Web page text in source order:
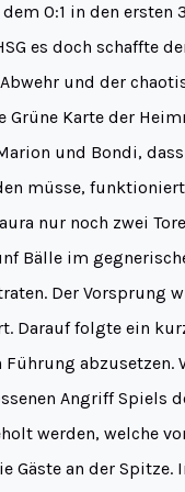
0:1 in den
es doch schaffte
und der
Grüne Karte der
und Bondi,
müsse,
nur noch zwei
Bälle im
Der Vorsprung
Darauf folgte ein
abzusetzen.
Angriff Spiels
werden, welche
Gäste an der